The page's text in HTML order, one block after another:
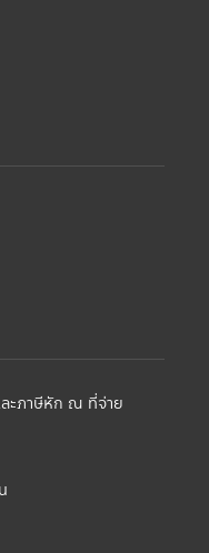
ะภาษีหัก ณ ที่จ่าย